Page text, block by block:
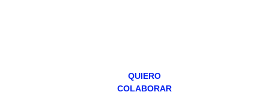
QUIERO
COLABORAR